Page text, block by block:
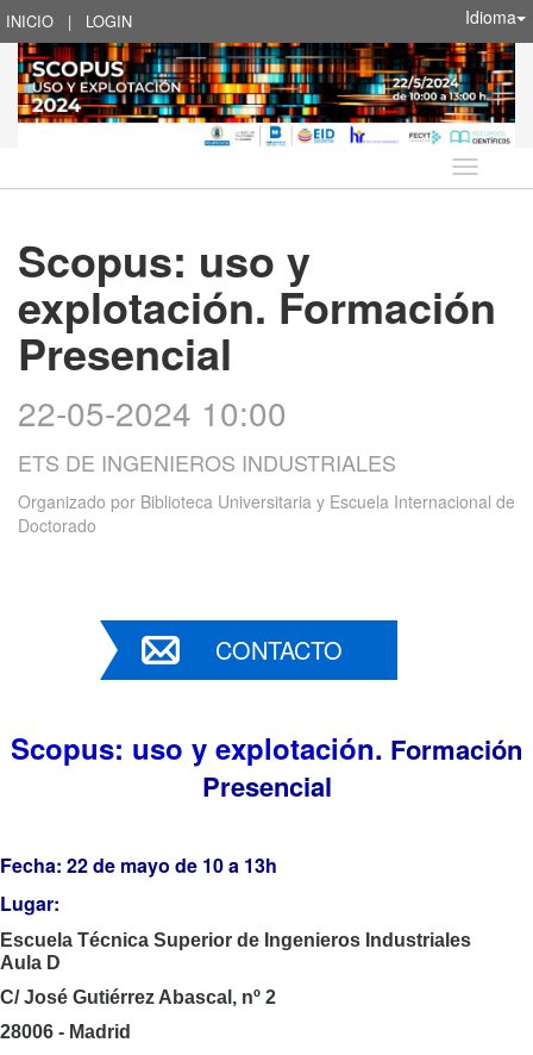
INICIO | LOGIN Idioma
Idioma
Scopus: uso y
explotación. Formación
Presencial
22-05-2024 10:00
ETS DE INGENIEROS INDUSTRIALES
Organizado por Biblioteca Universitaria y Escuela Internacional de
Doctorado
CONTACTO
Scopus: uso y explotación. Formación
Presencial
Fecha: 22 de mayo de 10 a 13h
Lugar:
Escuela Técnica Superior de Ingenieros Industriales
Aula D
C/ José Gutiérrez Abascal, nº 2
28006 - Madrid